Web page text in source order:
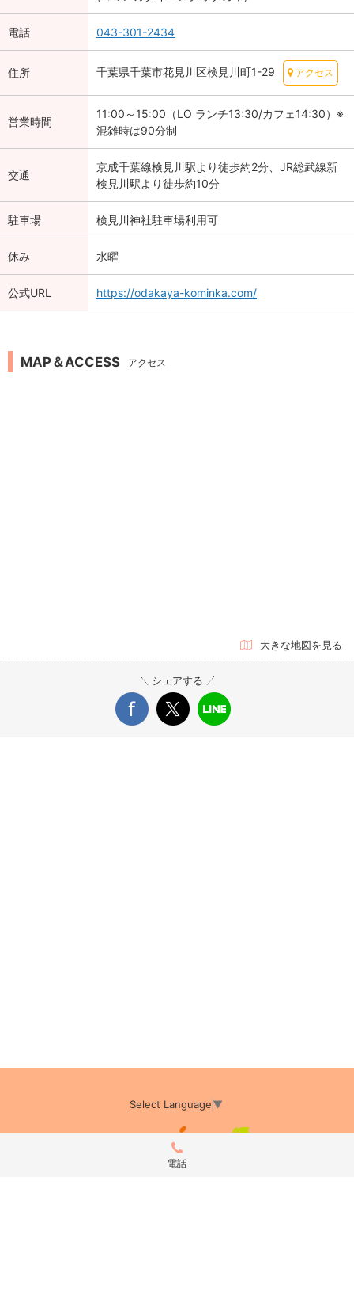
電話 043-301-2434
住所 千葉県千葉市花見川区検見川町1-29 アクセス
営業時間
11:00～15:00（LO ランチ13:30/カフェ14:30）※
混雑時は90分制
交通
京成千葉線検見川駅より徒歩約2分、JR総武線新
検見川駅より徒歩約10分
駐車場 検見川神社駐車場利用可
休み 水曜
公式URL https://odakaya-kominka.com/
MAP＆ACCESS アクセス
大きな地図を見る
シェアする
Select Language▼
電話